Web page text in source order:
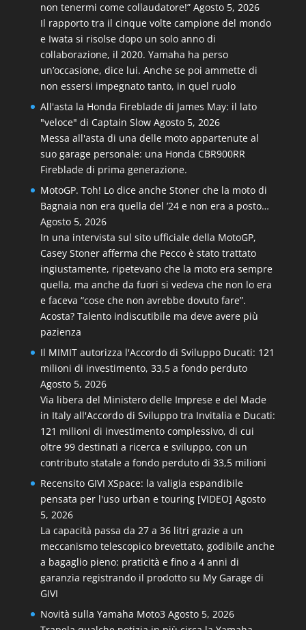
non tenermi come collaudatore!” Agosto 5, 2026
Il rapporto tra il cinque volte campione del mondo
e Iwata si risolse dopo un solo anno di
collaborazione, il 2020. Yamaha ha perso
un’occasione, dice lui. Anche se poi ammette di
non essersi impegnato tanto, in quel ruolo
All'asta la Honda Fireblade di James May: il lato
"veloce" di Captain Slow Agosto 5, 2026
Messa all'asta di una delle moto appartenute al
suo garage personale: una Honda CBR900RR
Fireblade di prima generazione.
MotoGP. Toh! Lo dice anche Stoner che la moto di
Bagnaia non era quella del ’24 e non era a posto…
Agosto 5, 2026
In una intervista sul sito ufficiale della MotoGP,
Casey Stoner afferma che Pecco è stato trattato
ingiustamente, ripetevano che la moto era sempre
quella, ma anche da fuori si vedeva che non lo era
e faceva “cose che non avrebbe dovuto fare”.
Acosta? Talento indiscutibile ma deve avere più
pazienza
Il MIMIT autorizza l'Accordo di Sviluppo Ducati: 121
milioni di investimento, 33,5 a fondo perduto
Agosto 5, 2026
Via libera del Ministero delle Imprese e del Made
in Italy all'Accordo di Sviluppo tra Invitalia e Ducati:
121 milioni di investimento complessivo, di cui
oltre 99 destinati a ricerca e sviluppo, con un
contributo statale a fondo perduto di 33,5 milioni
Recensito GIVI XSpace: la valigia espandibile
pensata per l'uso urban e touring [VIDEO] Agosto
5, 2026
La capacità passa da 27 a 36 litri grazie a un
meccanismo telescopico brevettato, godibile anche
a bagaglio pieno: praticità e fino a 4 anni di
garanzia registrando il prodotto su My Garage di
GIVI
Novità sulla Yamaha Moto3 Agosto 5, 2026